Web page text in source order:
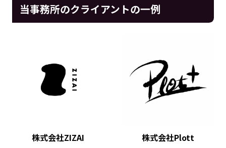
当事務所のクライアントの一例
株式会社ZIZAI
株式会社Plott